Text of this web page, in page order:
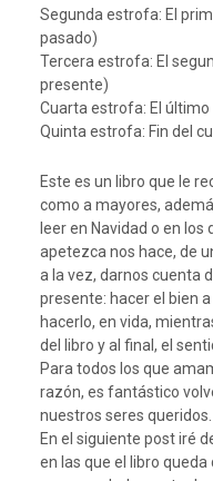
Segunda estrofa: El
pasado)
Tercera estrofa: El
presente)
Cuarta estrofa: El
Quinta estrofa: Fin del
Este es un libro que le
como a mayores,
leer en Navidad o en los
apetezca nos hace, de
a la vez, darnos cuenta
presente: hacer el bien
hacerlo, en vida,
del libro y al final, el
Para todos los que
razón, es fantástico
nuestros seres queridos.
En el siguiente post iré
en las que el libro